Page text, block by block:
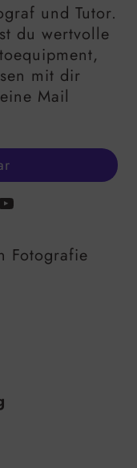
und Tutor.
du wertvolle
mit dir
Mail
Fotografie